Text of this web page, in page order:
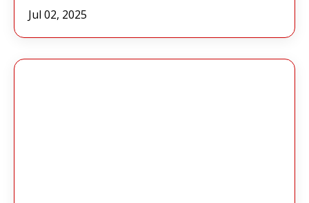
Jul 02, 2025